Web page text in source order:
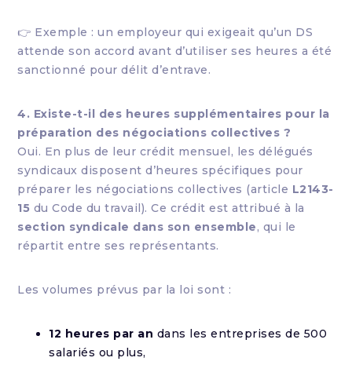
👉 Exemple : un employeur qui exigeait qu’un DS
attende son accord avant d’utiliser ses heures a été
sanctionné pour délit d’entrave.
4. Existe-t-il des heures supplémentaires pour la
préparation des négociations collectives ?
Oui. En plus de leur crédit mensuel, les délégués
syndicaux disposent d’heures spécifiques pour
préparer les négociations collectives (article L2143-
15 du Code du travail). Ce crédit est attribué à la
section syndicale dans son ensemble, qui le
répartit entre ses représentants.
Les volumes prévus par la loi sont :
12 heures par an dans les entreprises de 500
salariés ou plus,